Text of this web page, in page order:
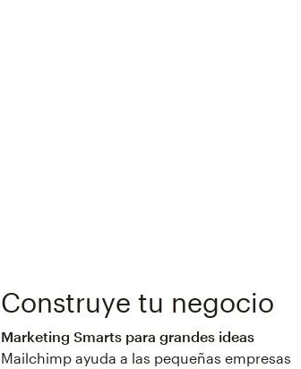
Construye tu negocio
Marketing Smarts para grandes ideas
Mailchimp ayuda a las pequeñas empresas